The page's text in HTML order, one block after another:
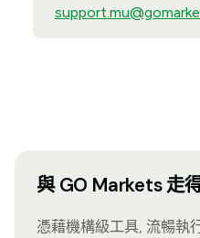
與 GO Markets 走
憑藉機構級工具, 流暢執